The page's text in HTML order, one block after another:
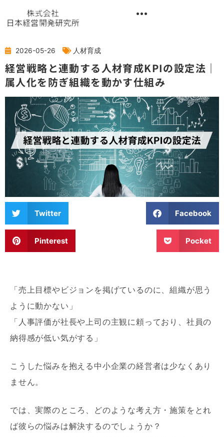
キ
プ
2026-05-26 人材育成
経営戦略と連動する人材育成KPIの設定法｜
属人化を防ぎ組織を動かす仕組み
Twitter Facebook
Pinterest Pocket
「売上目標やビジョンを掲げているのに、組織が思う
ように動かない」
「人事評価が社長や上司の主観に頼っており、社員の
納得感が低い気がする」
こうした悩みを抱える中小企業の経営者は少なくあり
ません。
では、実際のところ、どのような考え方・施策をとれ
ば彼らの悩みは解決するのでしょうか？